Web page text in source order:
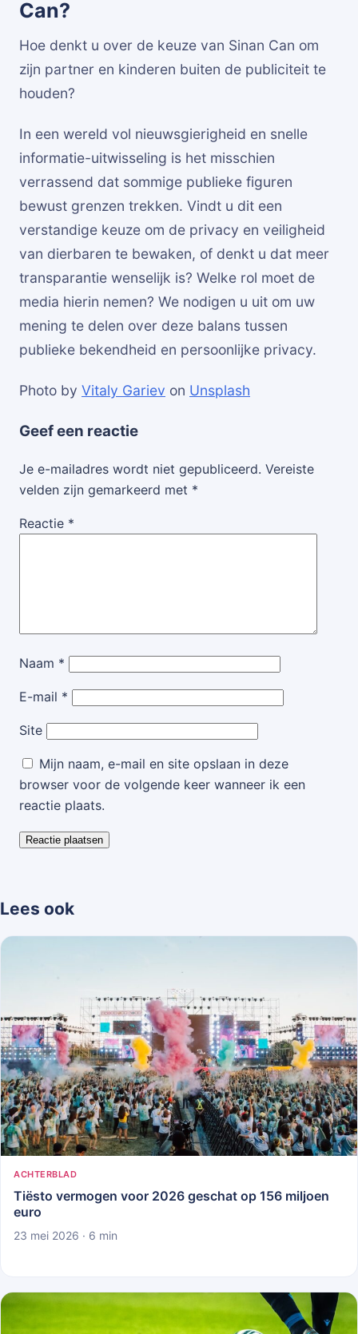
Can?
Hoe denkt u over de keuze van Sinan Can om
zijn partner en kinderen buiten de publiciteit te
houden?
In een wereld vol nieuwsgierigheid en snelle
informatie-uitwisseling is het misschien
verrassend dat sommige publieke figuren
bewust grenzen trekken. Vindt u dit een
verstandige keuze om de privacy en veiligheid
van dierbaren te bewaken, of denkt u dat meer
transparantie wenselijk is? Welke rol moet de
media hierin nemen? We nodigen u uit om uw
mening te delen over deze balans tussen
publieke bekendheid en persoonlijke privacy.
Photo by Vitaly Gariev on Unsplash
Geef een reactie
Je e-mailadres wordt niet gepubliceerd. Vereiste
velden zijn gemarkeerd met *
Reactie *
Naam *
E-mail *
Site
Mijn naam, e-mail en site opslaan in deze
browser voor de volgende keer wanneer ik een
reactie plaats.
Lees ook
ACHTERBLAD
Tiësto vermogen voor 2026 geschat op 156 miljoen
euro
23 mei 2026 · 6 min